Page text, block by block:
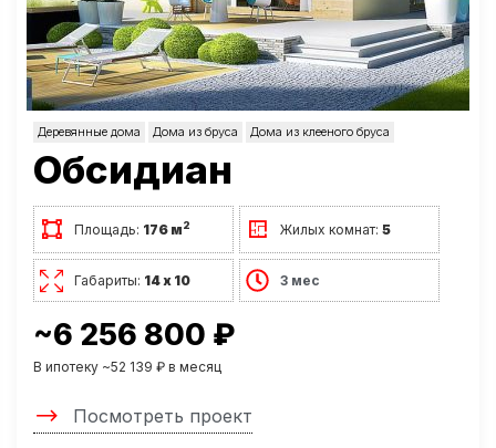
Деревянные дома Дома из бруса Дома из клееного бруса
Обсидиан
Площадь: 176 м2 Жилых комнат:5
Габариты: 14 х 10 3 мес
~6 256 800 ₽
В ипотеку ~52 139 ₽ в месяц
Посмотреть проект